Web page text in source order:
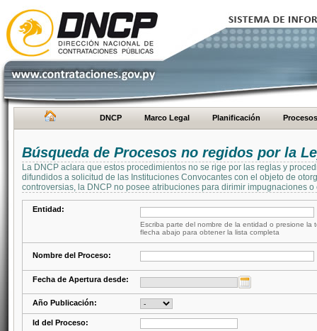
DNCP Marco Legal Planificación Procesos
Búsqueda de Procesos no regidos por la
La DNCP aclara que estos procedimientos no se rige por las reglas y
difundidos a solicitud de las Instituciones Convocantes con el objeto de
controversias, la DNCP no posee atribuciones para dirimir impugnaciones
Entidad:
Escriba parte del nombre de la entidad o presione la
flecha abajo para obtener la lista completa
Nombre del Proceso:
Fecha de Apertura desde:
Año Publicación:
Id del Proceso: